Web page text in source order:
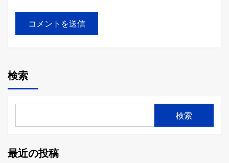
検索
検索
最近の投稿